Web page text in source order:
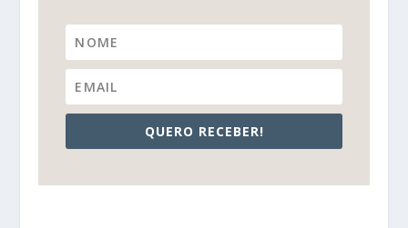
QUERO RECEBER!